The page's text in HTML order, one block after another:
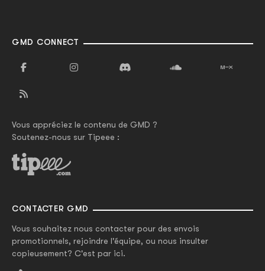
GMD CONNECT
Vous appréciez le contenu de GMD ?
Soutenez-nous sur Tipeee :
CONTACTER GMD
Vous souhaitez nous contacter pour des envois
promotionnels, rejoindre l'équipe, ou nous insulter
copieusement? C'est par ici.